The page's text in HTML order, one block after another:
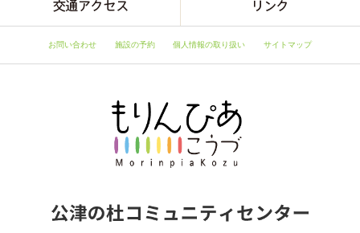
お問い合わせ 施設の予約 個人情報の取り扱い サイトマップ